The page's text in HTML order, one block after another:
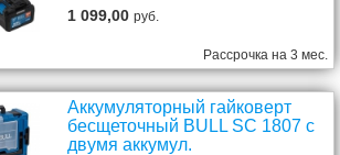
1 099,00руб.
Рассрочка на 3 мес.
Аккумуляторный гайковерт
бесщеточный BULL SC 1807 с
двумя аккумул.